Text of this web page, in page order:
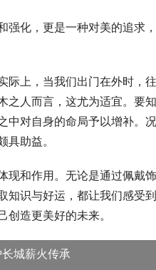
强化，更是一种对美的追求
际上，当我们出门在外时，
之人而言，这尤为适宜。要知
中对自身的命局予以增补。况
具助益。
现和作用。无论是通过佩戴
知识与好运，都让我们感受
造更美好的未来。
长城薪火传承